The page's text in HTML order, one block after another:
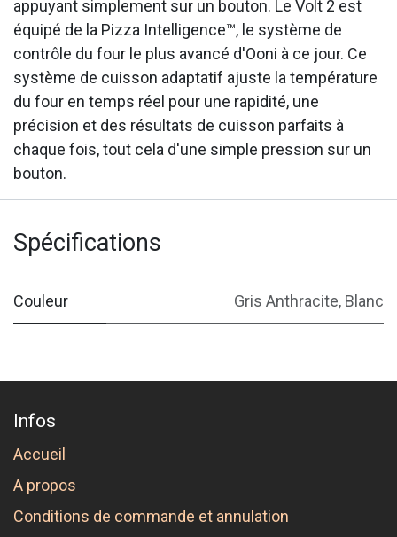
appuyant simplement sur un bouton. Le Volt 2 est
équipé de la Pizza Intelligence™, le système de
contrôle du four le plus avancé d'Ooni à ce jour. Ce
système de cuisson adaptatif ajuste la température
du four en temps réel pour une rapidité, une
précision et des résultats de cuisson parfaits à
chaque fois, tout cela d'une simple pression sur un
bouton.
Spécifications
Couleur Gris Anthracite, Blanc
Infos
Accueil
A propos
Conditions de commande et annulation